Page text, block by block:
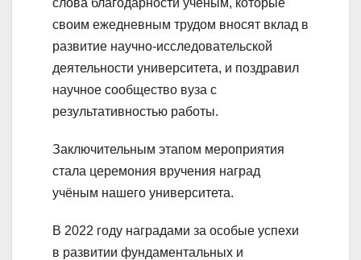
слова благодарности учёным, которые
своим ежедневным трудом вносят вклад в
развитие научно-исследовательской
деятельности университета, и поздравил
научное сообщество вуза с
результативностью работы.
Заключительным этапом мероприятия
стала церемония вручения наград
учёным нашего университета.
В 2022 году наградами за особые успехи
в развитии фундаментальных и